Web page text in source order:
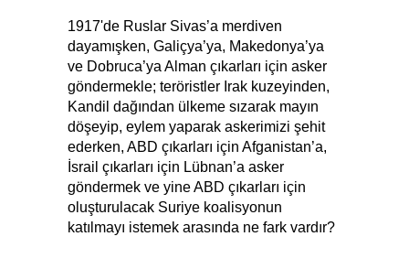
1917'de Ruslar Sivas’a merdiven
dayamışken, Galiçya’ya, Makedonya’ya
ve Dobruca’ya Alman çıkarları için asker
göndermekle; teröristler Irak kuzeyinden,
Kandil dağından ülkeme sızarak mayın
döşeyip, eylem yaparak askerimizi şehit
ederken, ABD çıkarları için Afganistan’a,
İsrail çıkarları için Lübnan’a asker
göndermek ve yine ABD çıkarları için
oluşturulacak Suriye koalisyonun
katılmayı istemek arasında ne fark vardır?